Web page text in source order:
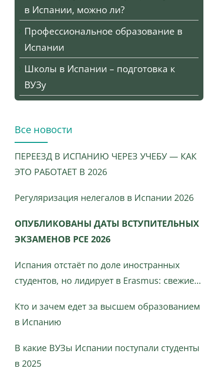
в Испании, можно ли?
Профессиональное образование в
Испании
Школы в Испании – подготовка к
ВУЗу
Все новости
ПЕРЕЕЗД В ИСПАНИЮ ЧЕРЕЗ УЧЕБУ — КАК
ЭТО РАБОТАЕТ В 2026
Регуляризация нелегалов в Испании 2026
ОПУБЛИКОВАНЫ ДАТЫ ВСТУПИТЕЛЬНЫХ
ЭКЗАМЕНОВ PCE 2026
Испания отстаёт по доле иностранных
студентов, но лидирует в Erasmus: свежие
Кто и зачем едет за высшем образованием
в Испанию
В какие ВУЗы Испании поступали студенты
в 2025